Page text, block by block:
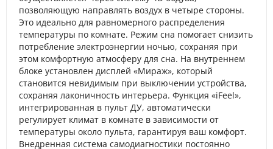
позволяющую направлять воздух в четыре стороны.
Это идеально для равномерного распределения
температуры по комнате. Режим сна помогает снизить
потребление электроэнергии ночью, сохраняя при
этом комфортную атмосферу для сна. На внутреннем
блоке установлен дисплей «Мираж», который
становится невидимым при выключении устройства,
сохраняя лаконичность интерьера. Функция «iFeel»,
интегрированная в пульт ДУ, автоматически
регулирует климат в комнате в зависимости от
температуры около пульта, гарантируя ваш комфорт.
Внедренная система самодиагностики постоянно